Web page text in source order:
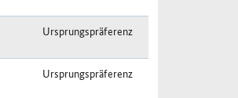
Ursprungspräferenz
Ursprungspräferenz